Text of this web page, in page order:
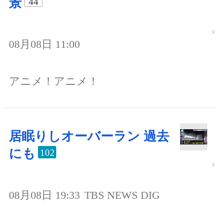
08月08日 11:00
アニメ！アニメ！
居眠りしオーバーラン 過去
にも
102
08月08日 19:33 TBS NEWS DIG